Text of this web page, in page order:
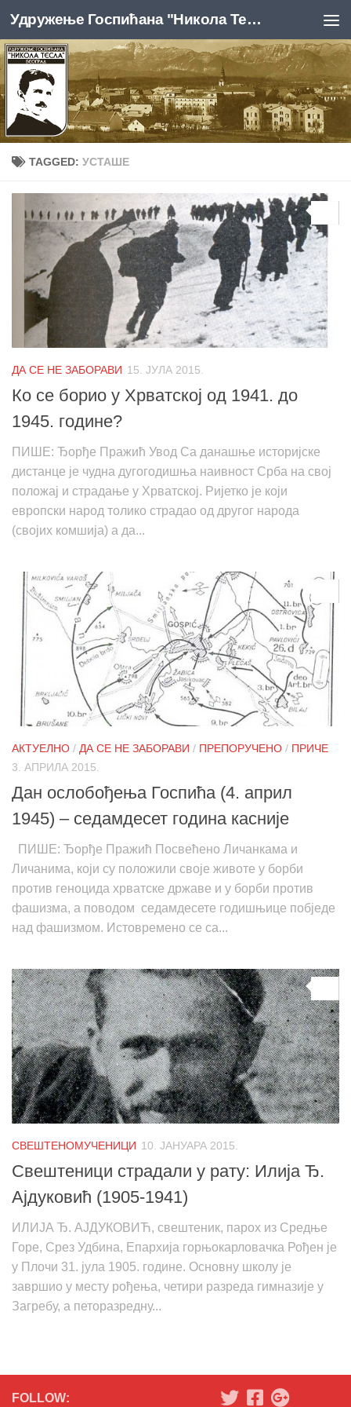
Skip to content Удружење Госпићана "Никола Тесла", Београд
TAGGED: УСТАШЕ
ДА СЕ НЕ ЗАБОРАВИ 15. ЈУЛА 2015.
Ко се борио у Хрватској од 1941. до
1945. године?
ПИШЕ: Ђорђе Пражић Увод Са данашње историјске
дистанце је чудна дугогодишња наивност Срба на свој
положај и страдање у Хрватској. Ријетко је који
европски народ толико страдао од другог народа
(својих комшија) а да...
АКТУЕЛНО / ДА СЕ НЕ ЗАБОРАВИ / ПРЕПОРУЧЕНО / ПРИЧЕ
3. АПРИЛА 2015.
Дан ослобођења Госпића (4. април
1945) – седамдесет година касније
ПИШЕ: Ђорђе Пражић Посвећено Личанкама и
Личанима, који су положили своје животе у борби
против геноцида хрватске државе и у борби против
фашизма, а поводом седамдесете годишњице побједе
над фашизмом. Истовремено се са...
СВЕШТЕНОМУЧЕНИЦИ 10. ЈАНУАРА 2015.
Свештеници страдали у рату: Илија Ђ.
Ајдуковић (1905-1941)
ИЛИЈА Ђ. АЈДУКОВИЋ, свештеник, парох из Средње
Горе, Срез Удбина, Епархија горњокарловачка Рођен је
у Плочи 31. јула 1905. године. Основну школу је
завршио у месту рођења, четири разреда гимназије у
Загребу, а петоразредну...
FOLLOW: